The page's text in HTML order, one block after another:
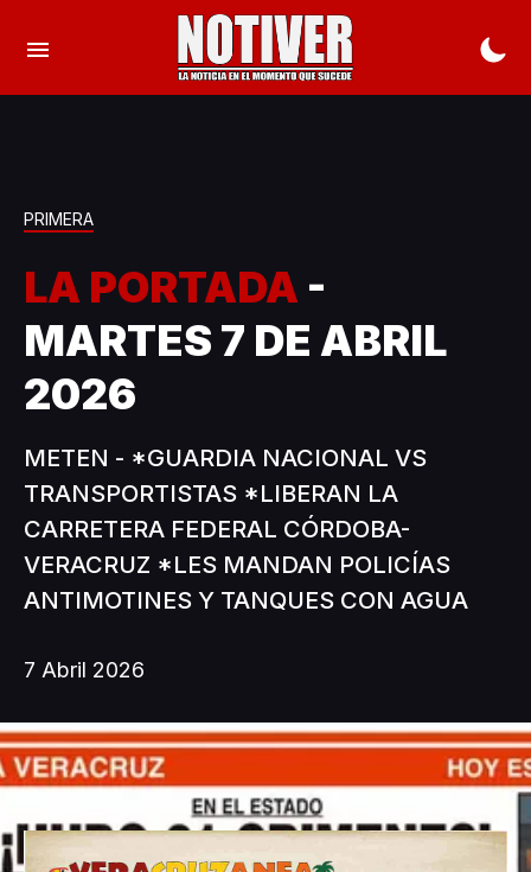
PRIMERA
LA PORTADA -
MARTES 7 DE ABRIL
2026
METEN - *GUARDIA NACIONAL VS
TRANSPORTISTAS *LIBERAN LA
CARRETERA FEDERAL CÓRDOBA-
VERACRUZ *LES MANDAN POLICÍAS
ANTIMOTINES Y TANQUES CON AGUA
7 Abril 2026